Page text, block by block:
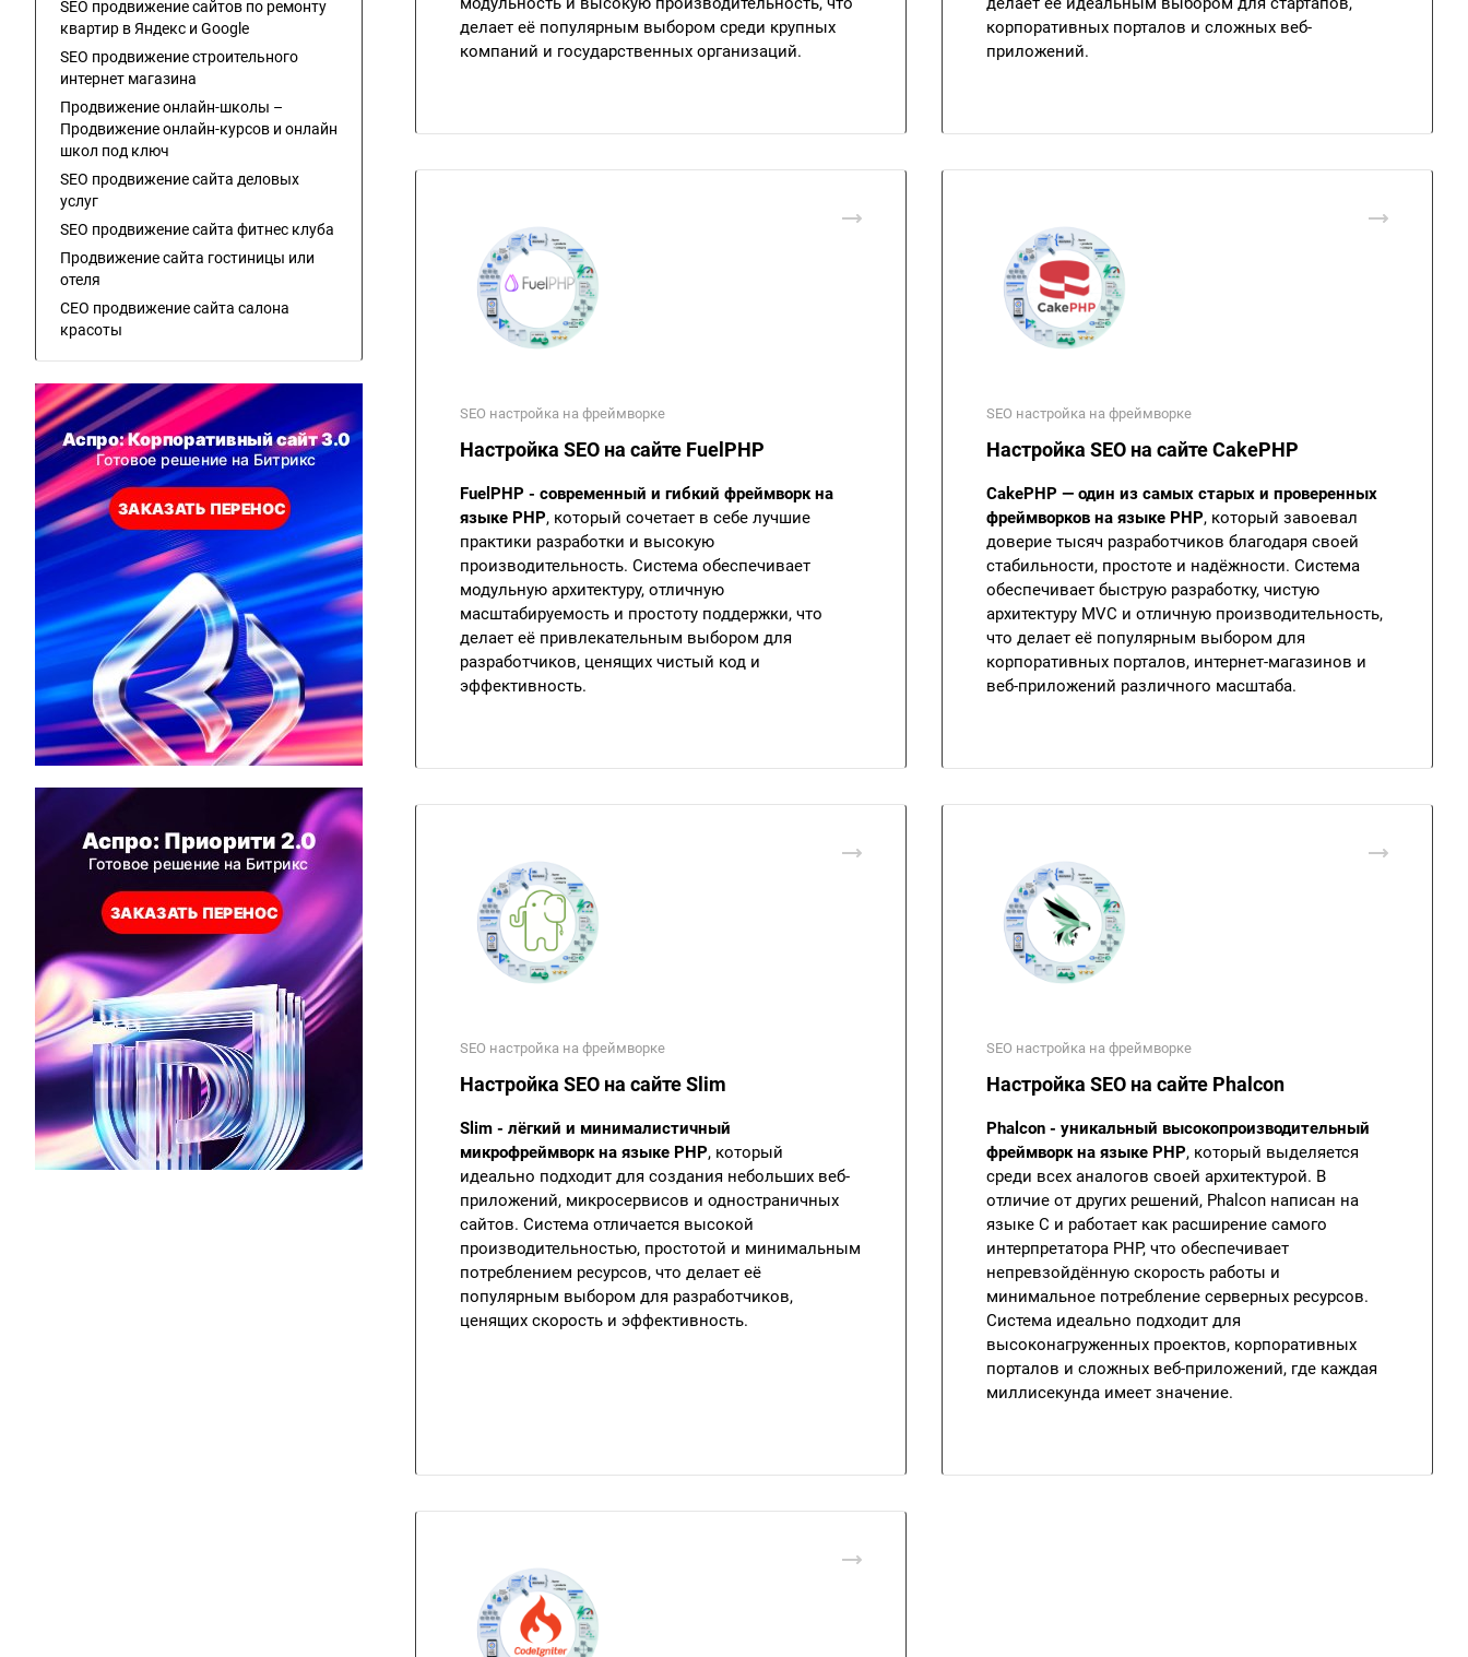
делает её популярным выбором среди крупных
компаний и государственных организаций.
корпоративных порталов и сложных веб-
приложений.
SEO настройка на фреймворке
Настройка SEO на сайте FuelPHP
FuelPHP - современный и гибкий фреймворк на
языке PHP, который сочетает в себе лучшие
практики разработки и высокую
производительность. Система обеспечивает
модульную архитектуру, отличную
масштабируемость и простоту поддержки, что
делает её привлекательным выбором для
разработчиков, ценящих чистый код и
эффективность.
SEO настройка на фреймворке
Настройка SEO на сайте CakePHP
CakePHP — один из самых старых и проверенных
фреймворков на языке PHP, который завоевал
доверие тысяч разработчиков благодаря своей
стабильности, простоте и надёжности. Система
обеспечивает быструю разработку, чистую
архитектуру MVC и отличную производительность,
что делает её популярным выбором для
корпоративных порталов, интернет-магазинов и
веб-приложений различного масштаба.
SEO настройка на фреймворке
Настройка SEO на сайте Slim
Slim - лёгкий и минималистичный
микрофреймворк на языке PHP, который
идеально подходит для создания небольших веб-
приложений, микросервисов и одностраничных
сайтов. Система отличается высокой
производительностью, простотой и минимальным
потреблением ресурсов, что делает её
популярным выбором для разработчиков,
ценящих скорость и эффективность.
SEO настройка на фреймворке
Настройка SEO на сайте Phalcon
Phalcon - уникальный высокопроизводительный
фреймворк на языке PHP, который выделяется
среди всех аналогов своей архитектурой. В
отличие от других решений, Phalcon написан на
языке C и работает как расширение самого
интерпретатора PHP, что обеспечивает
непревзойдённую скорость работы и
минимальное потребление серверных ресурсов.
Система идеально подходит для
высоконагруженных проектов, корпоративных
порталов и сложных веб-приложений, где каждая
миллисекунда имеет значение.
SEO продвижение сайтов по ремонту
квартир в Яндекс и Google
SEO продвижение строительного
интернет магазина
Продвижение онлайн-школы –
Продвижение онлайн-курсов и онлайн
школ под ключ
SEO продвижение сайта деловых
услуг
SEO продвижение сайта фитнес клуба
Продвижение сайта гостиницы или
отеля
СЕО продвижение сайта салона
красоты